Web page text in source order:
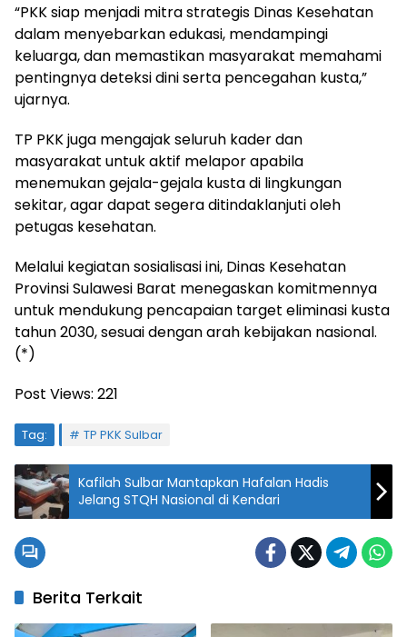
“PKK siap menjadi mitra strategis Dinas Kesehatan
dalam menyebarkan edukasi, mendampingi
keluarga, dan memastikan masyarakat memahami
pentingnya deteksi dini serta pencegahan kusta,”
ujarnya.
TP PKK juga mengajak seluruh kader dan
masyarakat untuk aktif melapor apabila
menemukan gejala-gejala kusta di lingkungan
sekitar, agar dapat segera ditindaklanjuti oleh
petugas kesehatan.
Melalui kegiatan sosialisasi ini, Dinas Kesehatan
Provinsi Sulawesi Barat menegaskan komitmennya
untuk mendukung pencapaian target eliminasi kusta
tahun 2030, sesuai dengan arah kebijakan nasional.
(*)
Post Views: 221
Tag: TP PKK Sulbar
Kafilah Sulbar Mantapkan Hafalan Hadis
Jelang STQH Nasional di Kendari
Berita Terkait